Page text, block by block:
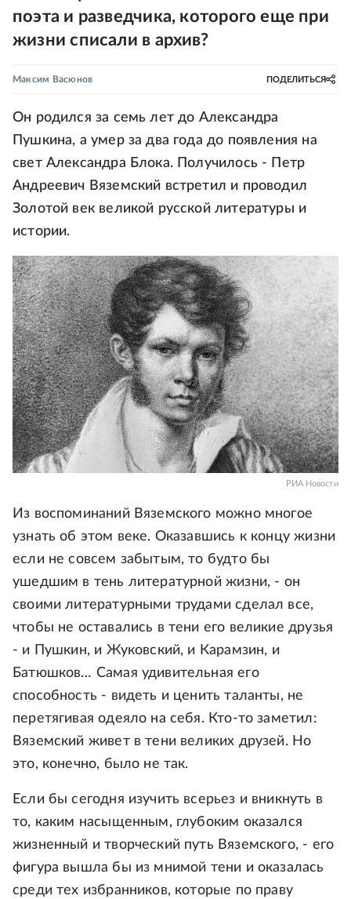
поэта и разведчика, которого еще при
жизни списали в архив?
Максим Васюнов ПОДЕЛИТЬСЯ
Он родился за семь лет до Александра
Пушкина, а умер за два года до появления на
свет Александра Блока. Получилось - Петр
Андреевич Вяземский встретил и проводил
Золотой век великой русской литературы и
истории.
РИА Новости
Из воспоминаний Вяземского можно многое
узнать об этом веке. Оказавшись к концу жизни
если не совсем забытым, то будто бы
ушедшим в тень литературной жизни, - он
своими литературными трудами сделал все,
чтобы не оставались в тени его великие друзья
- и Пушкин, и Жуковский, и Карамзин, и
Батюшков… Самая удивительная его
способность - видеть и ценить таланты, не
перетягивая одеяло на себя. Кто-то заметил:
Вяземский живет в тени великих друзей. Но
это, конечно, было не так.
Если бы сегодня изучить всерьез и вникнуть в
то, каким насыщенным, глубоким оказался
жизненный и творческий путь Вяземского, - его
фигура вышла бы из мнимой тени и оказалась
среди тех избранников, которые по праву